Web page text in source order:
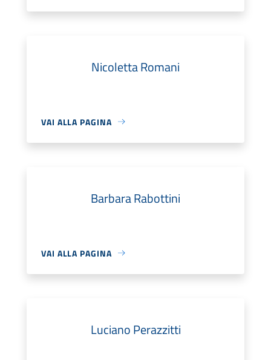
Nicoletta Romani
VAI ALLA PAGINA
Barbara Rabottini
VAI ALLA PAGINA
Luciano Perazzitti